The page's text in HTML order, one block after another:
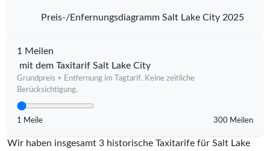
Preis-/Enfernungsdiagramm Salt Lake City 2025
1 Meilen
mit dem Taxitarif Salt Lake City
Grundpreis + Entfernung im Tagtarif. Keine zeitliche
Berücksichtigung.
1 Meile 300 Meilen
Wir haben insgesamt 3 historische Taxitarife für Salt Lake